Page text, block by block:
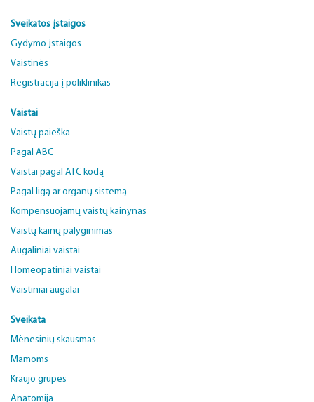
Sveikatos įstaigos
Gydymo įstaigos
Vaistinės
Registracija į poliklinikas
Vaistai
Vaistų paieška
Pagal ABC
Vaistai pagal ATC kodą
Pagal ligą ar organų sistemą
Kompensuojamų vaistų kainynas
Vaistų kainų palyginimas
Augaliniai vaistai
Homeopatiniai vaistai
Vaistiniai augalai
Sveikata
Mėnesinių skausmas
Mamoms
Kraujo grupės
Anatomija